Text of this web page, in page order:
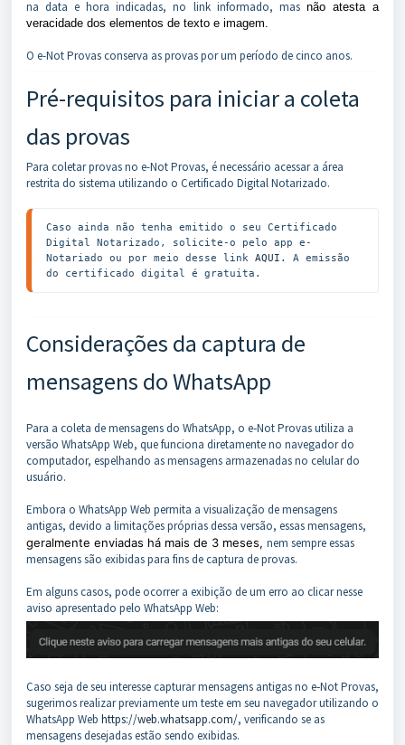
na data e hora indicadas, no link informado, mas não atesta a
veracidade dos elementos de texto e imagem.
O e-Not Provas conserva as provas por um período de cinco anos.
Pré-requisitos para iniciar a coleta
das provas
Para coletar provas no e-Not Provas, é necessário acessar a área
restrita do sistema utilizando o Certificado Digital Notarizado.
Caso ainda não tenha emitido o seu Certificado
Digital Notarizado, solicite-o pelo app e-
Notariado ou por meio desse link AQUI . A emissão
do certificado digital é gratuita.
Considerações da captura de
mensagens do WhatsApp
Para a coleta de mensagens do WhatsApp, o e‑Not Provas utiliza a
versão WhatsApp Web, que funciona diretamente no navegador do
computador, espelhando as mensagens armazenadas no celular do
usuário.
Embora o WhatsApp Web permita a visualização de mensagens
antigas, devido a limitações próprias dessa versão, essas mensagens,
geralmente enviadas há mais de 3 meses, nem sempre essas
mensagens são exibidas para fins de captura de provas.
Em alguns casos, pode ocorrer a exibição de um erro ao clicar nesse
aviso apresentado pelo WhatsApp Web:
Caso seja de seu interesse capturar mensagens antigas no e‑Not Provas,
sugerimos realizar previamente um teste em seu navegador utilizando o
WhatsApp Web https://web.whatsapp.com/, verificando se as
mensagens desejadas estão sendo exibidas.